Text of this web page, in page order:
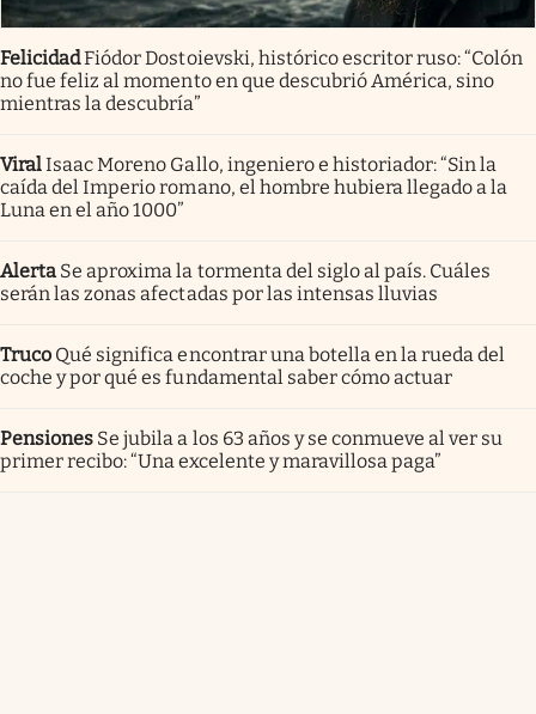
FelicidadFiódor Dostoievski, histórico escritor ruso: “Colón
no fue feliz al momento en que descubrió América, sino
mientras la descubría”
ViralIsaac Moreno Gallo, ingeniero e historiador: “Sin la
caída del Imperio romano, el hombre hubiera llegado a la
Luna en el año 1000”
Alerta Se aproxima la tormenta del siglo al país. Cuáles
serán las zonas afectadas por las intensas lluvias
Truco Qué significa encontrar una botella en la rueda del
coche y por qué es fundamental saber cómo actuar
Pensiones Se jubila a los 63 años y se conmueve al ver su
primer recibo: “Una excelente y maravillosa paga”